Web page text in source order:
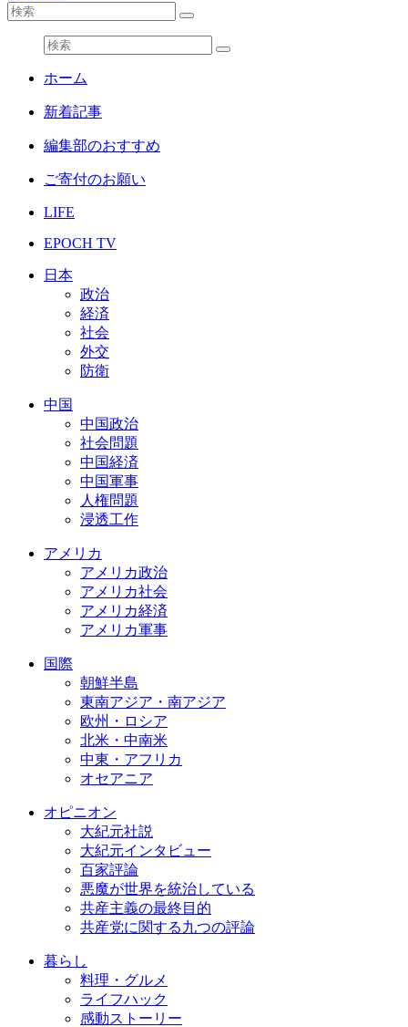
ホーム
新着記事
編集部のおすすめ
ご寄付のお願い
LIFE
EPOCH TV
日本
政治
経済
社会
外交
防衛
中国
中国政治
社会問題
中国経済
中国軍事
人権問題
浸透工作
アメリカ
アメリカ政治
アメリカ社会
アメリカ経済
アメリカ軍事
国際
朝鮮半島
東南アジア・南アジア
欧州・ロシア
北米・中南米
中東・アフリカ
オセアニア
オピニオン
大紀元社説
大紀元インタビュー
百家評論
悪魔が世界を統治している
共産主義の最終目的
共産党に関する九つの評論
暮らし
料理・グルメ
ライフハック
感動ストーリー